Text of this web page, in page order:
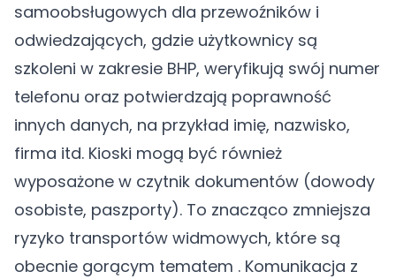
samoobsługowych dla przewoźników i
odwiedzających, gdzie użytkownicy są
szkoleni w zakresie BHP, weryfikują swój numer
telefonu oraz potwierdzają poprawność
innych danych, na przykład imię, nazwisko,
firma itd. Kioski mogą być również
wyposażone w czytnik dokumentów (dowody
osobiste, paszporty). To znacząco zmniejsza
ryzyko transportów widmowych, które są
obecnie gorącym tematem . Komunikacja z